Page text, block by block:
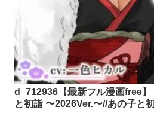
d_712936【最新フル漫画free
と初詣 〜2026Ver.〜//あの子と